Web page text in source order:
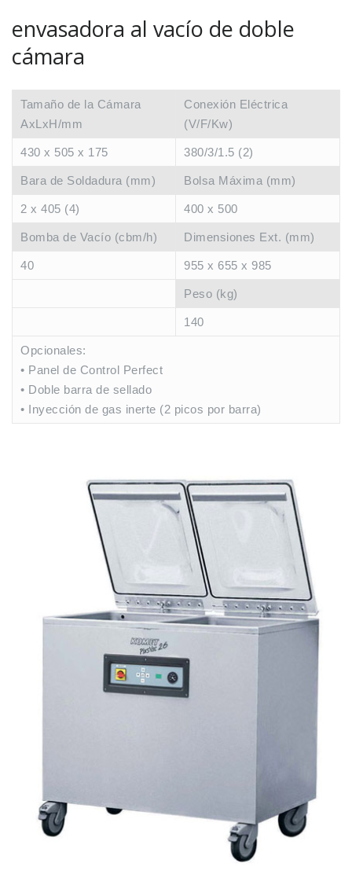
envasadora al vacío de doble
cámara
Tamaño de la Cámara
AxLxH/mm
Conexión Eléctrica
(V/F/Kw)
430 x 505 x 175 380/3/1.5 (2)
Bara de Soldadura (mm) Bolsa Máxima (mm)
2 x 405 (4) 400 x 500
Bomba de Vacío (cbm/h) Dimensiones Ext. (mm)
40 955 x 655 x 985
Peso (kg)
140
Opcionales:
• Panel de Control Perfect
• Doble barra de sellado
• Inyección de gas inerte (2 picos por barra)